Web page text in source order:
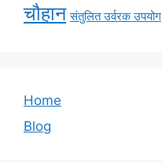
चौहान संतुलित उर्वरक उपयोग
Home
Blog